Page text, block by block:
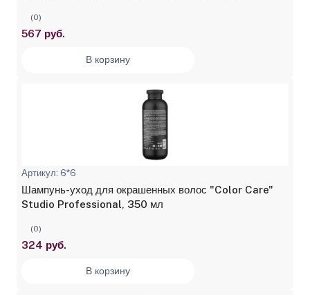
(0)
567 руб.
В корзину
Артикул: 6*6
Шампунь-уход для окрашенных волос "Color Care"
Studio Professional, 350 мл
(0)
324 руб.
В корзину